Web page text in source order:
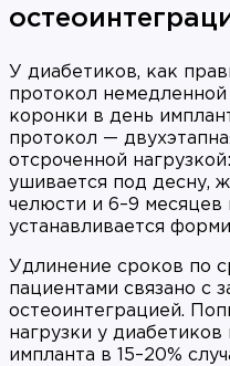
У диабетиков, как
протокол немедленной
коронки в день
протокол —
отсроченной
ушивается под десну,
челюсти и 6–9 месяцев
устанавливается
Удлинение сроков по
пациентами связано с
остеоинтеграцией.
нагрузки у
импланта в 15–20%